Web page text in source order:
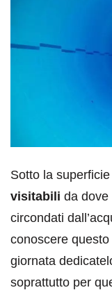
Sotto la
visitabili da dove
circondati
conoscere
giornata
soprattutto per